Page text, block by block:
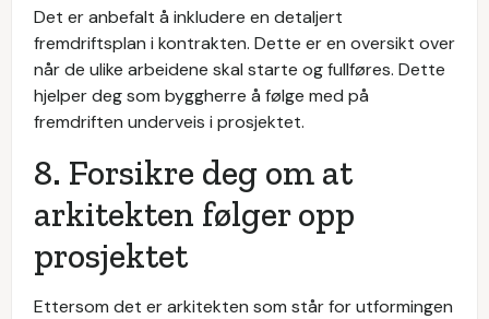
Det er anbefalt å inkludere en detaljert
fremdriftsplan i kontrakten. Dette er en oversikt over
når de ulike arbeidene skal starte og fullføres. Dette
hjelper deg som byggherre å følge med på
fremdriften underveis i prosjektet.
8. Forsikre deg om at
arkitekten følger opp
prosjektet
Ettersom det er arkitekten som står for utformingen